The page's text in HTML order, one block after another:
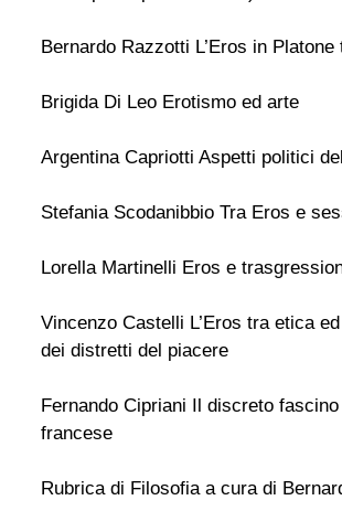
Bernardo Razzotti L’Eros in
Brigida Di Leo Erotismo ed arte
Argentina Capriotti Aspetti politici
Stefania Scodanibbio Tra Eros e
Lorella Martinelli Eros e
Vincenzo Castelli L’Eros tra etica
dei distretti del piacere
Fernando Cipriani Il discreto
francese
Rubrica di Filosofia a cura di